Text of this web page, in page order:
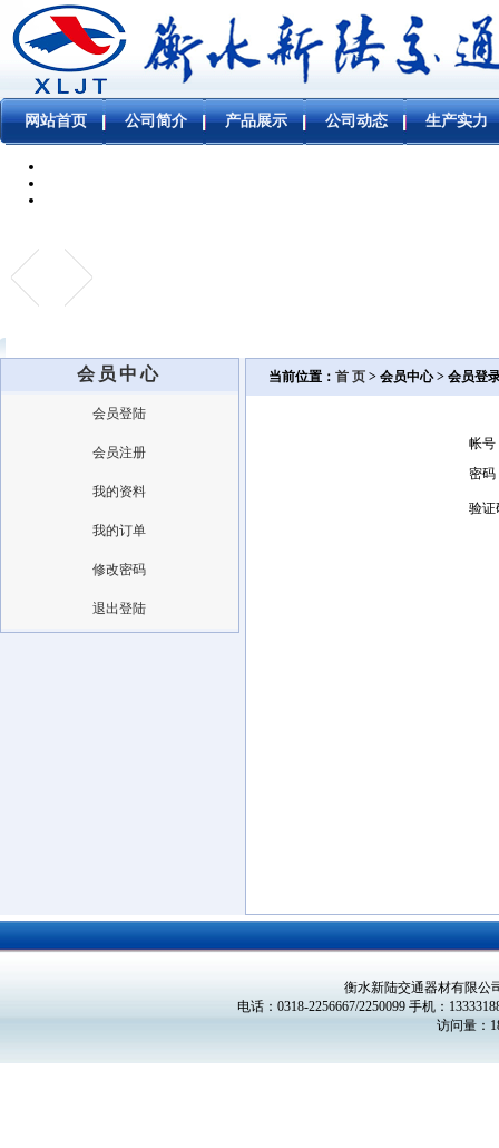
网站首页 公司简介 产品展示 公司动态 生产实力
会员中心
会员登陆
会员注册
我的资料
我的订单
修改密码
退出登陆
当前位置： 首 页 > 会员中心 > 会员登
帐号
密码
验证
衡水新陆交通器材有限公
电话：0318-2256667/2250099 手机：
访问量：